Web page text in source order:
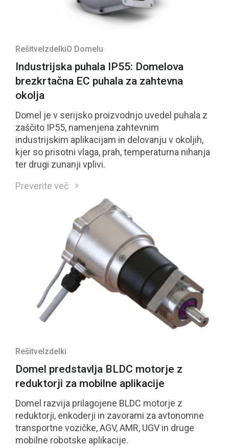
Rešitve IzdelkiO Domelu
Industrijska puhala IP55: Domelova
brezkrtačna EC puhala za zahtevna
okolja
Domel je v serijsko proizvodnjo uvedel puhala z
zaščito IP55, namenjena zahtevnim
industrijskim aplikacijam in delovanju v okoljih,
kjer so prisotni vlaga, prah, temperaturna nihanja
ter drugi zunanji vplivi.
Preverite več
RešitveIzdelki
Domel predstavlja BLDC motorje z
reduktorji za mobilne aplikacije
Domel razvija prilagojene BLDC motorje z
reduktorji, enkoderji in zavorami za avtonomne
transportne vozičke, AGV, AMR, UGV in druge
mobilne robotske aplikacije.